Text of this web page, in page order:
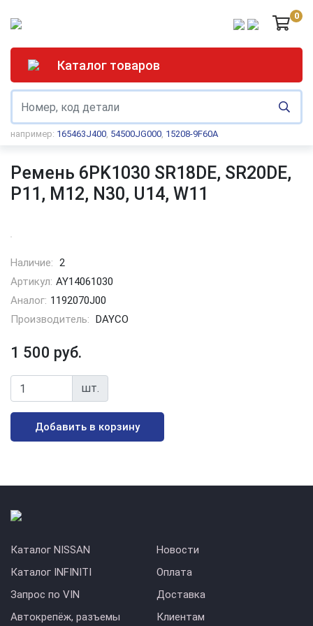
0
Каталог товаров
например: 165463J400, 54500JG000, 15208-9F60A
Ремень 6PK1030 SR18DE, SR20DE,
P11, M12, N30, U14, W11
Наличие: 2
Артикул: AY14061030
Аналог: 1192070J00
Производитель: DAYCO
1 500 руб.
шт.
Добавить в корзину
Каталог NISSAN
Каталог INFINITI
Запрос по VIN
Автокрепёж, разъемы
Новости
Оплата
Доставка
Клиентам